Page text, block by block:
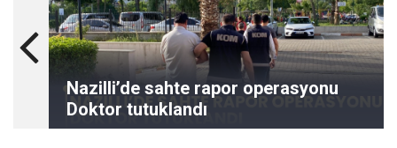
Nazilli’de sahte rapor operasyonu
Doktor tutuklandı